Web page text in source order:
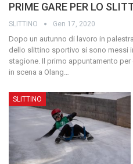
PRIME GARE PER LO
SLITTINO Gen 17, 2020
Dopo un autunno di lavoro in
dello slittino sportivo si sono messi
stagione. Il primo appuntamento
in scena a Olang…
SLITTINO